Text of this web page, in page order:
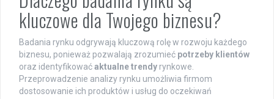
kluczowe dla Twojego biznesu?
Badania rynku odgrywają kluczową rolę w rozwoju każdego
biznesu, ponieważ pozwalają zrozumieć potrzeby klientów
oraz identyfikowaćaktualne trendy rynkowe.
Przeprowadzenie analizy rynku umożliwia firmom
dostosowanie ich produktów i usług do oczekiwań